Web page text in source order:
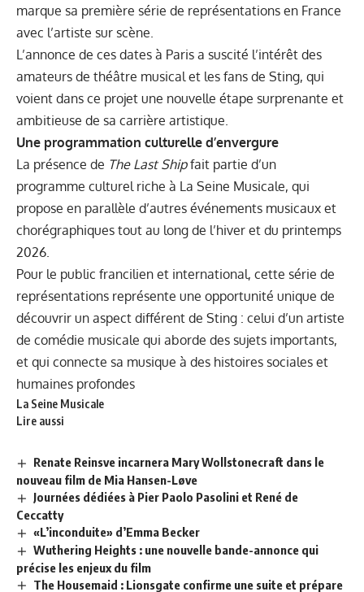
marque sa première série de représentations en France
avec l’artiste sur scène.
L’annonce de ces dates à Paris a suscité l’intérêt des
amateurs de théâtre musical et les fans de Sting, qui
voient dans ce projet une nouvelle étape surprenante et
ambitieuse de sa carrière artistique.
Une programmation culturelle d’envergure
La présence de The Last Shipfait partie d’un
programme culturel riche à La Seine Musicale, qui
propose en parallèle d’autres événements musicaux et
chorégraphiques tout au long de l’hiver et du printemps
2026.
Pour le public francilien et international, cette série de
représentations représente une opportunité unique de
découvrir un aspect différent de Sting : celui d’un artiste
de comédie musicale qui aborde des sujets importants,
et qui connecte sa musique à des histoires sociales et
humaines profondes
La Seine Musicale
Lire aussi
Renate Reinsve incarnera Mary Wollstonecraft dans le
nouveau film de Mia Hansen-Løve
Journées dédiées à Pier Paolo Pasolini et René de
Ceccatty
«L’inconduite» d’Emma Becker
Wuthering Heights : une nouvelle bande-annonce qui
précise les enjeux du film
The Housemaid : Lionsgate confirme une suite et prépare